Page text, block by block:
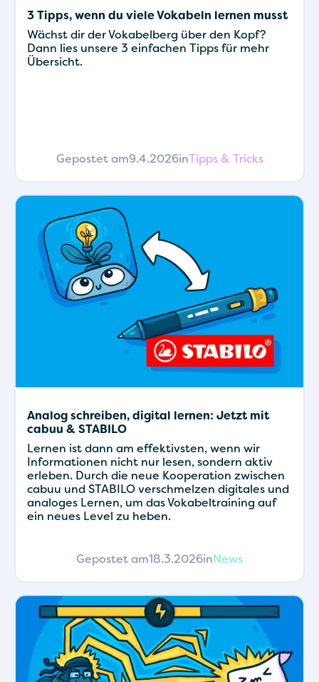
3 Tipps, wenn du viele Vokabeln lernen musst
Wächst dir der Vokabelberg über den Kopf?
Dann lies unsere 3 einfachen Tipps für mehr
Übersicht.
Gepostet am9.4.2026in Tipps & Tricks
Analog schreiben, digital lernen: Jetzt mit
cabuu & STABILO
Lernen ist dann am effektivsten, wenn wir
Informationen nicht nur lesen, sondern aktiv
erleben. Durch die neue Kooperation zwischen
cabuu und STABILO verschmelzen digitales und
analoges Lernen, um das Vokabeltraining auf
ein neues Level zu heben.
Gepostet am18.3.2026in News